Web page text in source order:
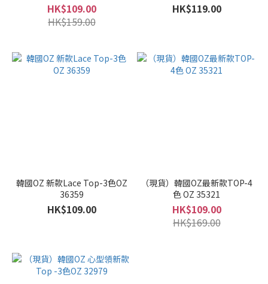
HK$109.00
HK$159.00
HK$119.00
韓國OZ 新款Lace Top-3色OZ
36359
HK$109.00
（現貨）韓國OZ最新款TOP-4
色 OZ 35321
HK$109.00
HK$169.00